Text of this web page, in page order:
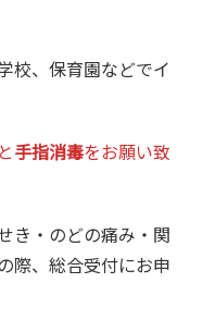
、保育園などでイ
と手指消毒をお願い致
き・のどの痛み・関
際、総合受付にお申